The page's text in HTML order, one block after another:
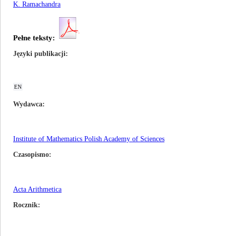
K. Ramachandra
Pełne teksty:
Języki publikacji
EN
Wydawca
Institute of Mathematics Polish Academy of Sciences
Czasopismo
Acta Arithmetica
Rocznik